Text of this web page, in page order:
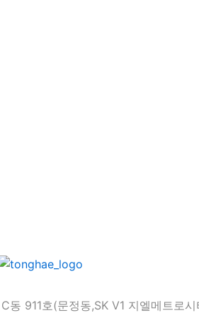
911호(문정동,SK V1 지엘메트로